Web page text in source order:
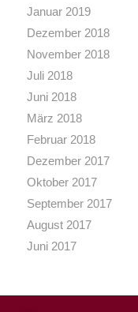
Januar 2019
Dezember 2018
November 2018
Juli 2018
Juni 2018
März 2018
Februar 2018
Dezember 2017
Oktober 2017
September 2017
August 2017
Juni 2017